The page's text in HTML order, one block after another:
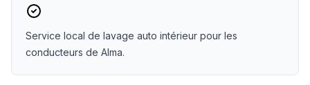
Service local de lavage auto intérieur pour les
conducteurs de Alma.